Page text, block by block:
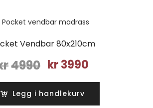
Vendbar 80x210cm
4990 Opprinnelig
var:
kr4990.
kr3990
kr3990.
Legg i handlekurv